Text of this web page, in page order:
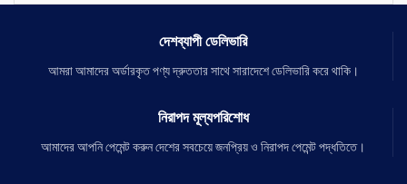
দেশব্যাপী ডেলিভারি
আমরা আমাদের অর্ডারকৃত পণ্য দ্রুততার সাথে সারাদেশে ডেলিভারি করে থাকি।
নিরাপদ মূল্যপরিশোধ
আমাদের আপনি পেমেন্ট করুন দেশের সবচেয়ে জনপ্রিয় ও নিরাপদ পেমেন্ট পদ্ধতিতে।